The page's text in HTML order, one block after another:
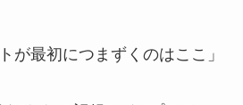
が最初につまずくのはここ」